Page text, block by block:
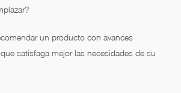
un producto con avances
satisfaga mejor las necesidades de su